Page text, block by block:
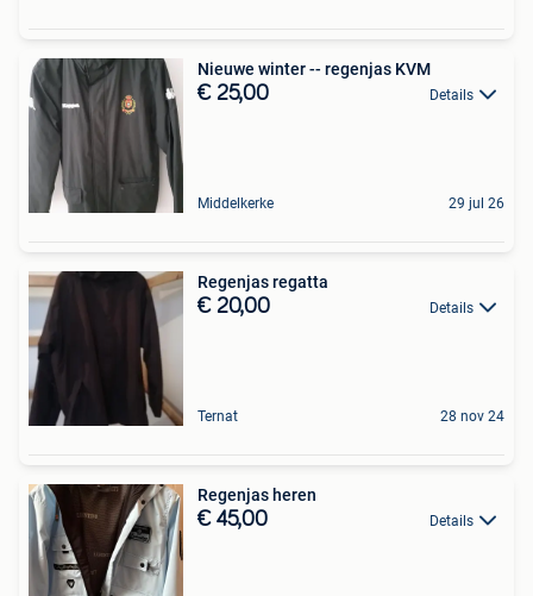
Nieuwe winter -- regenjas KVM
€ 25,00 Details
Middelkerke 29 jul 26
Regenjas regatta
€ 20,00 Details
Ternat 28 nov 24
Regenjas heren
€ 45,00 Details